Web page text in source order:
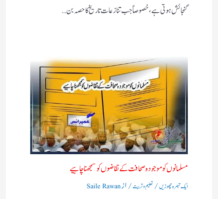
گنجائش ہوتی ہے، خصوصاً‌ جب تنازعات تاریخ کا حصہ بن…
مسلمانوں کو موجودہ صحافت کے تقاضوں کو سمجھنا چاہیے
ایک تبصرہ چھوڑیں/ تعلیم و تربیت/ ازSaile Rawan